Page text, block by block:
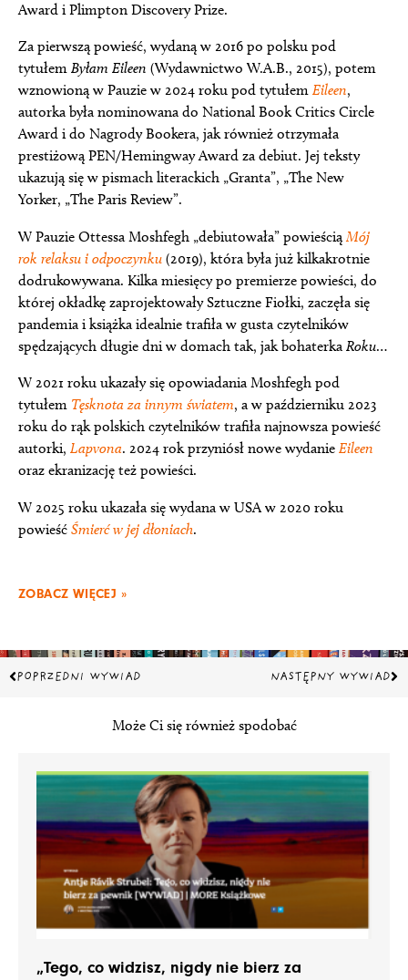
Award i Plimpton Discovery Prize.
Za pierwszą powieść, wydaną w 2016 po polsku pod
tytułem Byłam Eileen (Wydawnictwo W.A.B., 2015), potem
wznowioną w Pauzie w 2024 roku pod tytułem Eileen,
autorka była nominowana do National Book Critics Circle
Award i do Nagrody Bookera, jak również otrzymała
prestiżową PEN/Hemingway Award za debiut. Jej teksty
ukazują się w pismach literackich „Granta”, „The New
Yorker, „The Paris Review”.
W Pauzie Ottessa Moshfegh „debiutowała” powieściąMój
rok relaksu i odpoczynku (2019), która była już kilkakrotnie
dodrukowywana. Kilka miesięcy po premierze powieści, do
której okładkę zaprojektowały Sztuczne Fiołki, zaczęła się
pandemia i książka idealnie trafiła w gusta czytelników
spędzających długie dni w domach tak, jak bohaterkaRoku…
W 2021 roku ukazały się opowiadania Moshfegh pod
tytułem Tęsknota za innym światem, a w październiku 2023
roku do rąk polskich czytelników trafiła najnowsza powieść
autorki, Lapvona. 2024 rok przyniósł nowe wydanie Eileen
oraz ekranizację też powieści.
W 2025 roku ukazała się wydana w USA w 2020 roku
powieść Śmierć w jej dłoniach.
ZOBACZ WIĘCEJ »
Prev
POPRZEDNI WYWIAD NASTĘPNY WYWIAD
Może Ci się również spodobać
„Tego, co widzisz, nigdy nie bierz za